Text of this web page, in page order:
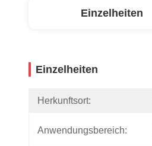
Einzelheiten
Einzelheiten
Herkunftsort:
Anwendungsbereich: